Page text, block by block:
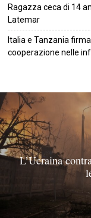
Ragazza ceca di 14
Latemar
Italia e Tanzania
cooperazione nelle
L’Ucraina